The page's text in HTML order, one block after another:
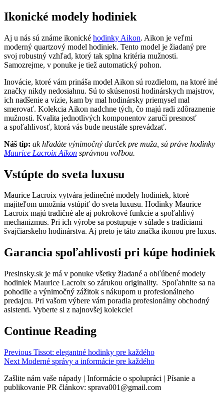
Ikonické modely hodiniek
Aj u nás sú známe ikonické hodinky Aikon. Aikon je veľmi
moderný quartzový model hodiniek. Tento model je žiadaný pre
svoj robustný vzhľad, ktorý tak splna kritéria mužnosti.
Samozrejme, v ponuke je tiež automatický pohon.
Inovácie, ktoré vám prináša model Aikon sú rozdielom, na ktoré iné
značky nikdy nedosiahnu. Sú to skúsenosti hodinárskych majstrov,
ich nadšenie a vízie, kam by mal hodinársky priemysel mal
smerovať. Kolekcia Aikon nadchne tých, čo majú radi zdôraznenie
mužnosti. Kvalita jednotlivých komponentov zaručí presnosť
a spoľahlivosť, ktorá vás bude neustále sprevádzať.
Náš tip: ak hľadáte výnimočný darček pre muža, sú práve hodinky
Maurice Lacroix Aikon správnou voľbou.
Vstúpte do sveta luxusu
Maurice Lacroix vytvára jedinečné modely hodiniek, ktoré
majiteľom umožnia vstúpiť do sveta luxusu. Hodinky Maurice
Lacroix majú tradičné ale aj pokrokové funkcie a spoľahlivý
mechanizmus. Pri ich výrobe sa postupuje v súlade s tradíciami
švajčiarskeho hodinárstva. Aj preto je táto značka ikonou pre luxus.
Garancia spoľahlivosti pri kúpe hodiniek
Presinsky.sk je má v ponuke všetky žiadané a obľúbené modely
hodiniek Maurice Lacroix so zárukou originality. Spoľahnite sa na
pohodlie a výnimočný zážitok s nákupom u profesionálneho
predajcu. Pri vašom výbere vám poradia profesionálny obchodný
asistenti. Vyberte si z najnovšej kolekcie!
Continue Reading
Previous Tissot: elegantné hodinky pre každého
Next Moderné správy a informácie pre každého
Zašlite nám vaše nápady | Informácie o spolupráci | Písanie a
publikovanie PR článkov: sprava001@gmail.com